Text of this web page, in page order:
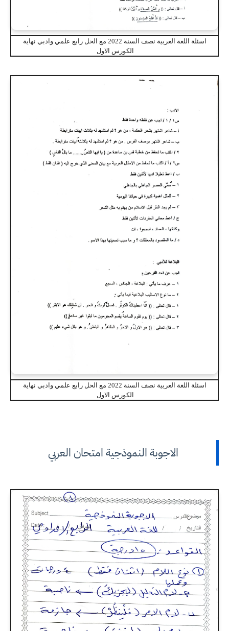
اسئلة اللغة العربية نصف السنة 2022 مع الحل رابع علمي وادبي نهاية
الكورس الاول
اسئلة اللغة العربية نصف السنة 2022 مع الحل رابع علمي وادبي نهاية
الكورس الاول
الاجوبة النموذجية امتحان العربي